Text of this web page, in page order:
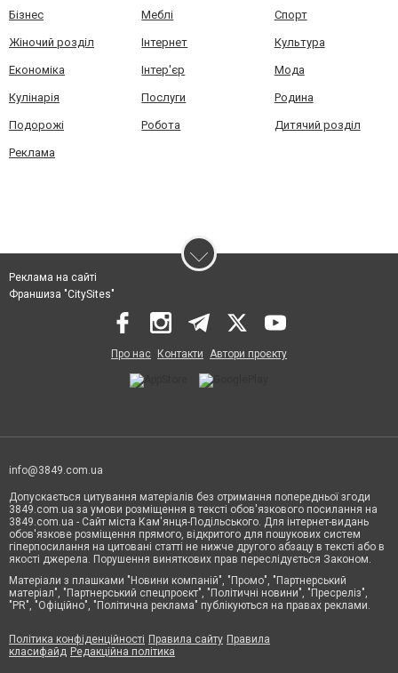
Бізнес Меблі Спорт
Жіночий розділ Інтернет Культура
Економіка Інтер'єр Мода
Кулінарія Послуги Родина
Подорожі Робота Дитячий розділ
Реклама
Реклама на сайті
Франшиза "CitySites"
Про нас Контакти Автори проєкту
info@3849.com.ua
Допускається цитування матеріалів без отримання попередньої згоди
3849.com.ua за умови розміщення в тексті обов'язкового посилання на
3849.com.ua - Сайт міста Кам'янця-Подільського. Для інтернет-видань
обов'язкове розміщення прямого, відкритого для пошукових систем
гіперпосилання на цитовані статті не нижче другого абзацу в тексті або в
якості джерела. Порушення виняткових прав переслідується Законом.
Матеріали з плашками "Новини компаній", "Промо", "Партнерський
матеріал", "Партнерський спецпроєкт", "Політичні новини", "Пресреліз",
"PR", "Офіційно", "Політична реклама" публікуються на правах реклами.
Політика конфіденційності Правила сайту Правила
класифайд Редакційна політика